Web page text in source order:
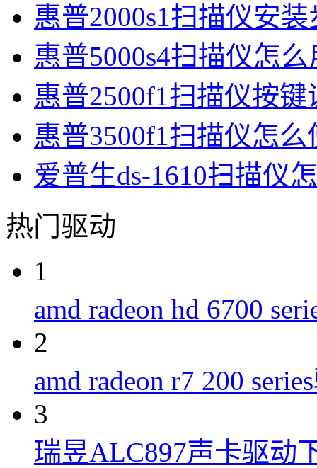
惠普2000s1扫描仪安
惠普5000s4扫描仪怎么
惠普2500f1扫描仪按键
惠普3500f1扫描仪怎么
爱普生ds-1610扫描仪
热门驱动
1
amd radeon hd 6700
2
amd radeon r7 200
3
瑞昱ALC897声卡驱动